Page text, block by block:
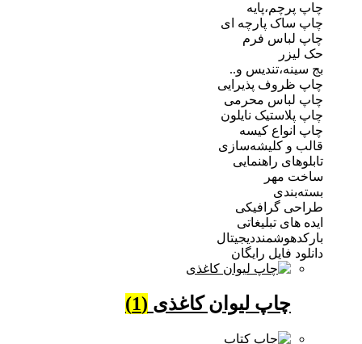
چاپ پرچم،پایه
چاپ ساک پارچه ای
چاپ لباس فرم
حک لیزر
بج سینه،تندیس و..
چاپ ظروف پذیرایی
چاپ لباس محرمی
چاپ پلاستیک نایلون
چاپ انواع کیسه
قالب و کلیشه‌سازی
تابلوهای راهنمایی
ساخت مهر
بسته‌بندی
طراحی گرافیکی
ایده های تبلیغاتی
بارکدهوشمنددیجیتال
دانلود فایل رایگان
چاپ لیوان کاغذی (1)